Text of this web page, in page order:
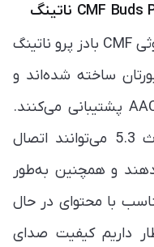
درایورهای دینامیک هندزفری بلوتوثی CMF بادز پرو ناتینگ
ساخته شده‌اند و
به‌طور کلی از کدک‌های SBC و AAC پشتیبانی می‌کنند.
این ایربادها با استفاده از بلوتوث 5.3 می‌توانند اتصال
دهند و همچنین به‌طور
با محتوای در حال
داریم کیفیت صدای